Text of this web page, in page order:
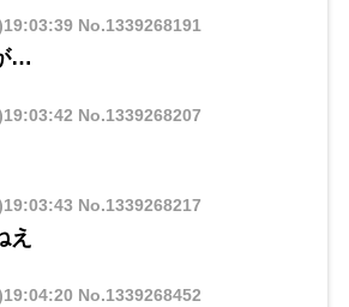
No.1339268191
…
No.1339268207
No.1339268217
え
No.1339268452